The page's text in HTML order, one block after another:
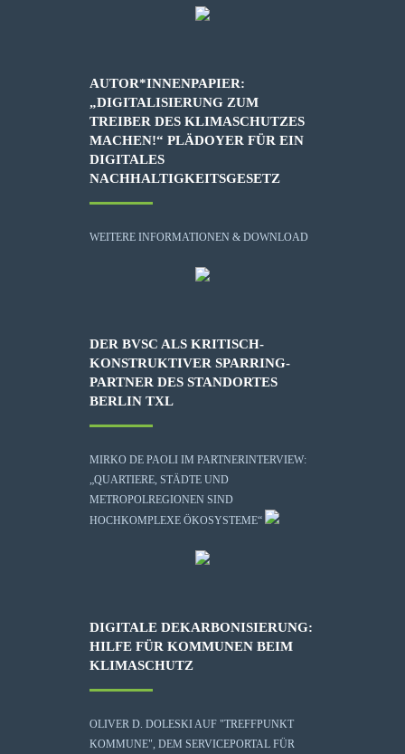
AUTOR*INNENPAPIER:
„DIGITALISIERUNG ZUM
TREIBER DES KLIMASCHUTZES
MACHEN!“ PLÄDOYER FÜR EIN
DIGITALES
NACHHALTIGKEITSGESETZ
WEITERE INFORMATIONEN & DOWNLOAD
DER BVSC ALS KRITISCH-
KONSTRUKTIVER SPARRING-
PARTNER DES STANDORTES
BERLIN TXL
MIRKO DE PAOLI IM PARTNERINTERVIEW:
„QUARTIERE, STÄDTE UND
METROPOLREGIONEN SIND
HOCHKOMPLEXE ÖKOSYSTEME“
DIGITALE DEKARBONISIERUNG:
HILFE FÜR KOMMUNEN BEIM
KLIMASCHUTZ
OLIVER D. DOLESKI AUF "TREFFPUNKT
KOMMUNE", DEM SERVICEPORTAL FÜR